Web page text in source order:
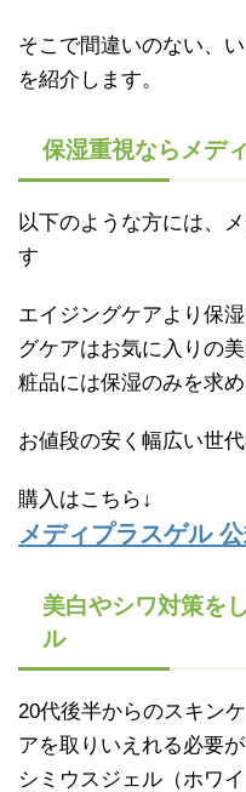
そこで間違いのない、
を紹介します。
保湿重視ならメデ
以下のような方には、
す
エイジングケアより保
グケアはお気に入りの
粧品には保湿のみを求め
お値段の安く幅広い世
購入はこちら↓
メディプラスゲル
美白やシワ対策を
ル
20代後半からのスキン
アを取りいえれる必要が
シミウスジェル（ホワ